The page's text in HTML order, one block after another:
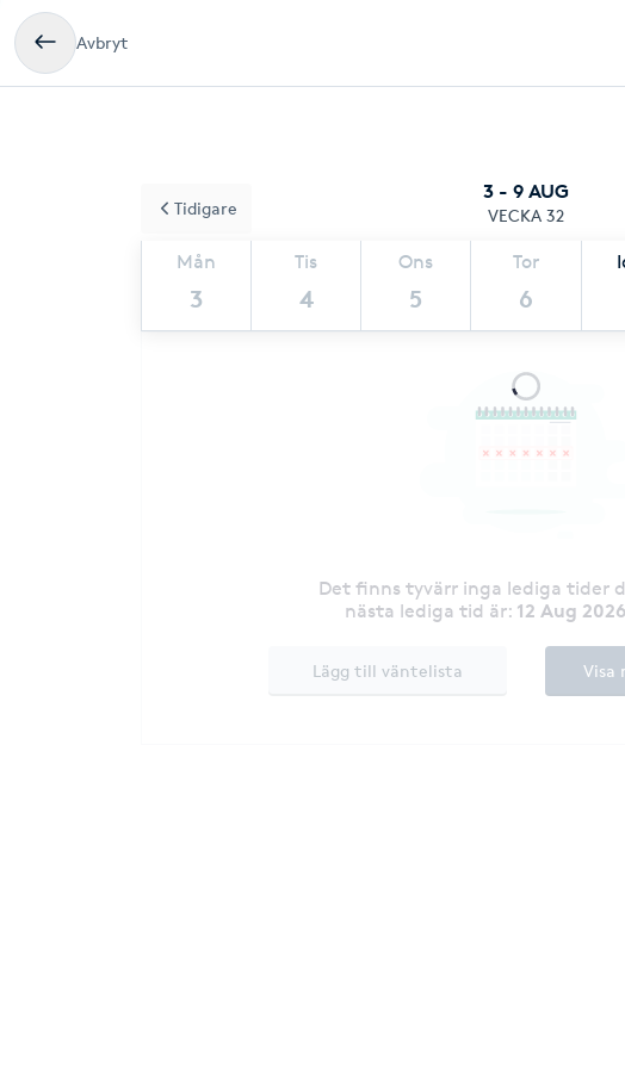
Avbryt
3 - 9 AUG
VECKA 32
Mån
3
Tis
4
Ons
5
Tor
6
Tidigare
Det finns tyvärr inga lediga tider
nästa lediga tid är: 12 Aug
Lägg till väntelista Visa